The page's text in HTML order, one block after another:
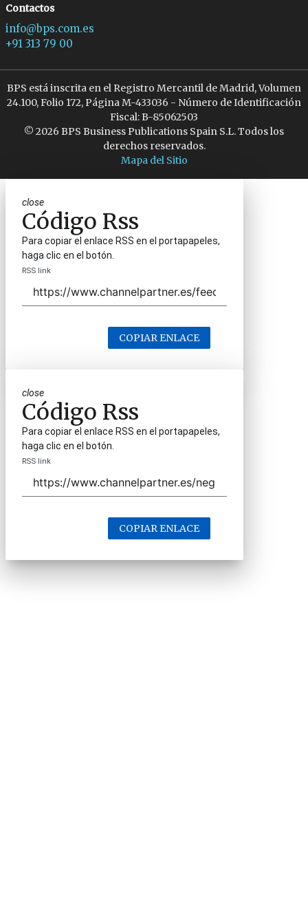
Contactos
info@bps.com.es
+91 313 79 00
BPS está inscrita en el Registro Mercantil de Madrid, Volumen
24.100, Folio 172, Página M-433036 - Número de Identificación
Fiscal: B-85062503
© 2026 BPS Business Publications Spain S.L. Todos los
derechos reservados.
Mapa del Sitio
close
Código Rss
Para copiar el enlace RSS en el portapapeles,
haga clic en el botón.
RSS link
COPIAR ENLACE
close
Código Rss
Para copiar el enlace RSS en el portapapeles,
haga clic en el botón.
RSS link
COPIAR ENLACE